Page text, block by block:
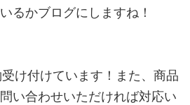
るかブログにしますね！
け付けています！また、商品
い合わせいただければ対応い